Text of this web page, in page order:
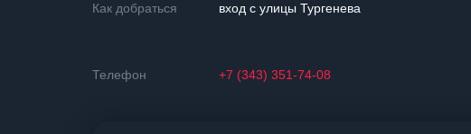
Как добраться вход с улицы Тургенева
Телефон +7 (343) 351-74-08